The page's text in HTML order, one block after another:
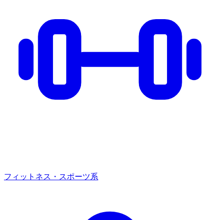
フィットネス・スポーツ系